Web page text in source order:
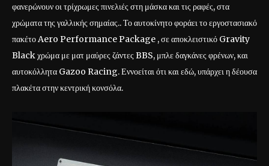
φανερώνουν οι τρίχρωμες πινελιές στη μάσκα και τις ραφές, στα
χρώματα της γαλλικής σημαίας.. Το αυτοκίνητο φοράει το εργοστασιακό
πακέτο Aero Performance Package , σε αποκλειστικό Gravity
Black χρώμα με ματ μαύρες ζάντες BBS, μπλε δαγκάνες φρένων, και
αυτοκόλλητα Gazoo Racing. Εννοείται ότι και εδώ, υπάρχει η δέουσα
πλακέτα στην κεντρική κονσόλα.